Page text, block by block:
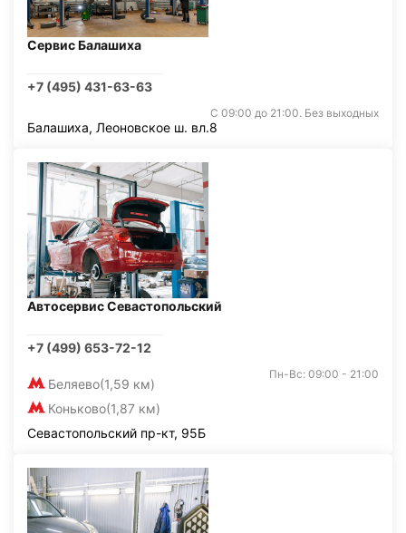
Сервис Балашиха
+7 (495) 431-63-63
С 09:00 до 21:00. Без выходных
Балашиха, Леоновское ш. вл.8
Автосервис Севастопольский
+7 (499) 653-72-12
Беляево(1,59 км)
Коньково(1,87 км)
Пн-Вс: 09:00 - 21:00
Севастопольский пр-кт, 95Б